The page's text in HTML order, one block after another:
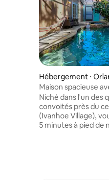
Hébergement ⋅
Maison spacieuse
près du centre-ville
Niché dans l'un des
convoités près du
(Ivanhoe Village),
5 minutes à pied de
chauffée, d'un